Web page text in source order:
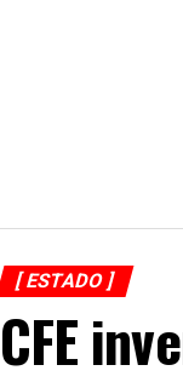
[ ESTADO ]
CFE